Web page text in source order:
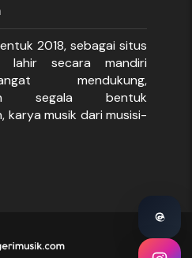
2018, sebagai situs
lahir secara mandiri
mendukung,
segala bentuk
karya musik dari musisi-